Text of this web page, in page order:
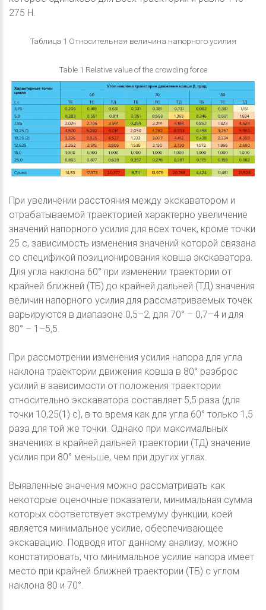
275 Н.
Таблица 1 Относительная величина напорного усилия
Table 1 Relative value of the crowding force
При увеличении расстояния между экскаватором и
отрабатываемой траекторией характерно увеличение
значений напорного усилия для всех точек, кроме точки
25 с, зависимость изменения значений которой связана
со спецификой позиционирования ковша экскаватора.
Для угла наклона 60° при изменении траектории от
крайней ближней (ТБ) до крайней дальней (ТД) значения
величин напорного усилия для рассматриваемых точек
варьируются в диапазоне 0,5–2, для 70° – 0,7–4 и для
80° – 1–5,5.
При рассмотрении изменения усилия напора для угла
наклона траектории движения ковша в 80° разброс
усилий в зависимости от положения траектории
относительно экскаватора составляет 5,5 раза (для
точки 10,25(1) с), в то время как для угла 60° только 1,5
раза для той же точки. Однако при максимальных
значениях в крайней дальней траектории (ТД) значение
усилия при 80° меньше, чем при других углах.
Выявленные значения можно рассматривать как
некоторые оценочные показатели, минимальная сумма
которых соответствует экстремуму функции, коей
является минимальное усилие, обеспечивающее
экскавацию. Подводя итог данному анализу, можно
констатировать, что минимальное усилие напора имеет
место при крайней ближней траектории (ТБ) с углом
наклона 80 и 70°.